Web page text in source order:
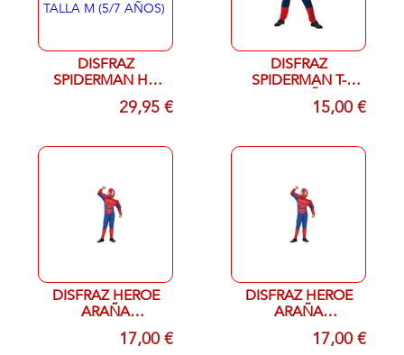
DISFRAZ
SPIDERMAN HC
CLASSIC INFANTIL
TALLA M (5/7
29,95 €
DISFRAZ
SPIDERMAN T-
10/12 AÑOS15,00 €
DISFRAZ HEROE
ARAÑA
MUSCULOSO T-5-6
AÑOS17,00 €
DISFRAZ HEROE
ARAÑA
MUSCULOSO T 7-9
AÑOS17,00 €